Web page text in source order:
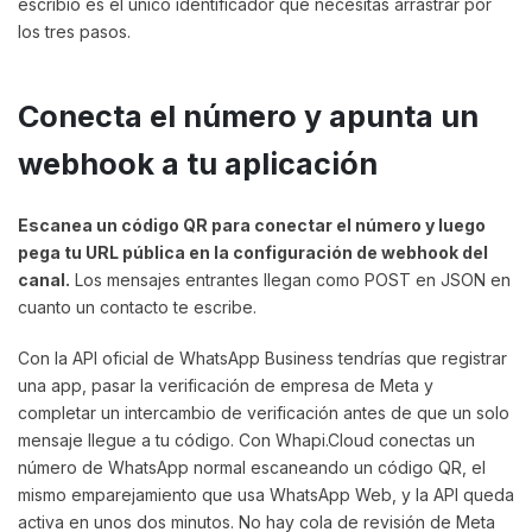
los tres pasos.
Conecta el número y apunta un
webhook a tu aplicación
Escanea un código QR para conectar el número y luego
pega tu URL pública en la configuración de webhook del
canal. Los mensajes entrantes llegan como POST en JSON en
cuanto un contacto te escribe.
Con la API oficial de WhatsApp Business tendrías que registrar
una app, pasar la verificación de empresa de Meta y
completar un intercambio de verificación antes de que un solo
mensaje llegue a tu código. Con Whapi.Cloud conectas un
número de WhatsApp normal escaneando un código QR, el
mismo emparejamiento que usa WhatsApp Web, y la API queda
activa en unos dos minutos. No hay cola de revisión de Meta